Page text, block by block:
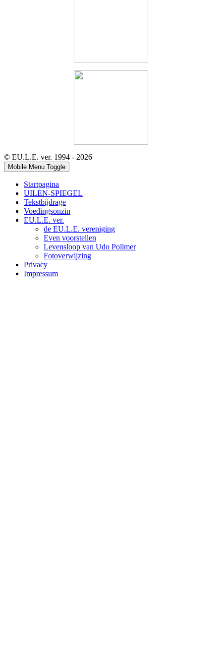
© EU.L.E. ver. 1994 - 2026
Mobile Menu Toggle
Startpagina
UILEN-SPIEGEL
Tekstbijdrage
Voedingsonzin
EU.L.E. ver.
de EU.L.E. vereniging
Even voorstellen
Levensloop van Udo Pollmer
Fotoverwijzing
Privacy
Impressum